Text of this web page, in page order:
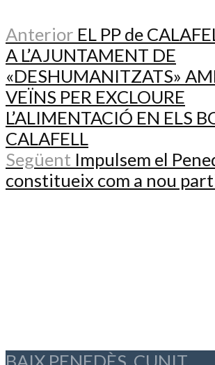
Anterior EL PP de
A L’AJUNTAMENT DE
«DESHUMANITZATS»
VEÏNS PER EXCLOURE
L’ALIMENTACIÓ EN ELS
CALAFELL
Següent Impulsem el
constitueix com a nou
BAIX PENEDÈS, CUNIT,